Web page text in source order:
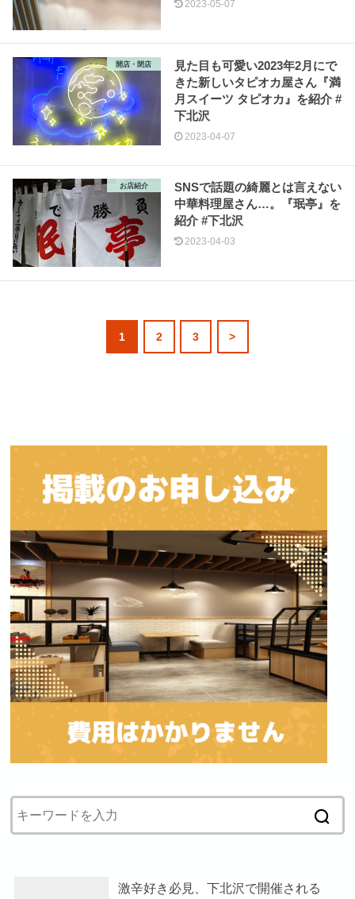
2023-05-07
開店・閉店
見た目も可愛い2023年2月にで
きた新しいタピオカ屋さん『満
月スイーツ タピオカ』を紹介 #
下北沢
2023-04-07
お店紹介
SNSで話題の綺麗とは言えない
中華料理屋さん…。『珉亭』を
紹介 #下北沢
2023-04-03
1 2 3 >
激辛好き必見、下北沢で開催される